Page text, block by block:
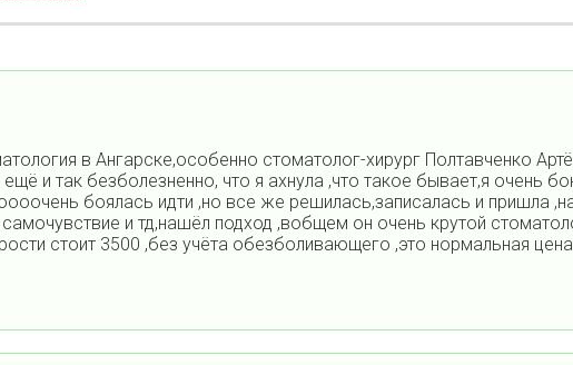
в Ангарске,особенно стоматолог-хирург Полтавченко
и так безболезненно, что я ахнула ,что такое бывает,я очень
боялась идти ,но все же решилась,записалась и пришла
самочувствие и тд,нашёл подход ,вобщем он очень крутой
стоит 3500 ,без учёта обезболивающего ,это нормальная